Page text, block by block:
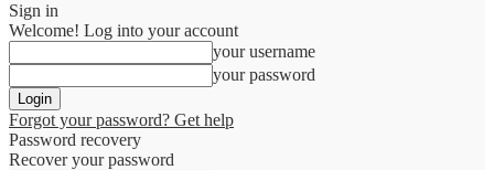
Sign in
Welcome! Log into your account
your username
your password
Forgot your password? Get help
Password recovery
Recover your password